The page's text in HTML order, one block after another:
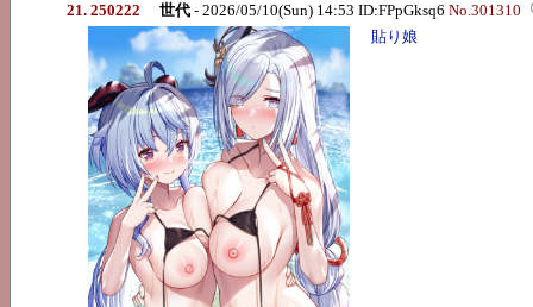
21. 250222 世代 - 2026/05/10(Sun) 14:53 ID:FPpGksq6 No.301310
貼り娘